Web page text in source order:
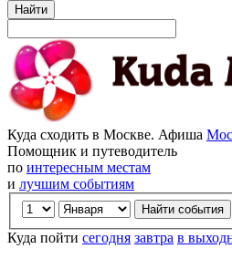
Найти
Куда сходить в Москве. Афиша
Помощник и путеводитель
по интересным местам
и лучшим событиям
Куда пойти сегодня завтра в